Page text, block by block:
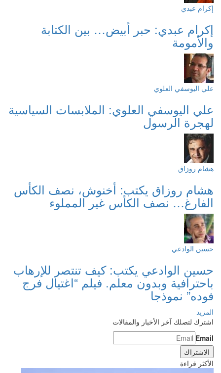
إكرام عبدي
إكرام عبدي: حبر أبيض… بين الكتابة
والأمومة
علي اليوسفي العلوي
علي اليوسفي العلوي: الملابسات السياسية
لهجرة الرسول
هشام روزاق
هشام روزاق يكتب: أخنوش، نصف الكأس
الفارغ… نصف الكأس غير المملوء
حسين الوادعي
حسين الوادعي يكتب: كيف تنتصر للإرهاب
باحترافية وبدون معلم. فيلم “اغتيال فرج
فوده” نموذجا
المزيد
اشترك لتصلك آخر الأخبار والمقالات
Email
الأكثر قراءة